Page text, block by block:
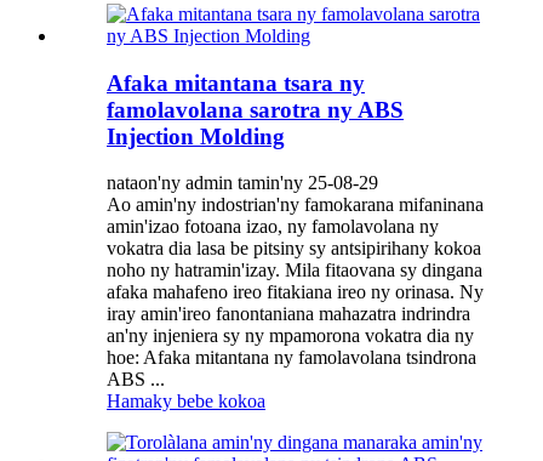
Afaka mitantana tsara ny
famolavolana sarotra ny ABS
Injection Molding
nataon'ny admin tamin'ny 25-08-29
Ao amin'ny indostrian'ny famokarana mifaninana
amin'izao fotoana izao, ny famolavolana ny
vokatra dia lasa be pitsiny sy antsipirihany kokoa
noho ny hatramin'izay. Mila fitaovana sy dingana
afaka mahafeno ireo fitakiana ireo ny orinasa. Ny
iray amin'ireo fanontaniana mahazatra indrindra
an'ny injeniera sy ny mpamorona vokatra dia ny
hoe: Afaka mitantana ny famolavolana tsindrona
ABS ...
Hamaky bebe kokoa